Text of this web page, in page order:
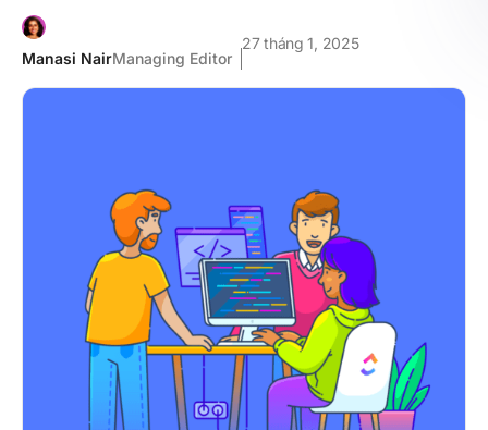
Manasi NairManaging Editor
27 tháng 1, 2025